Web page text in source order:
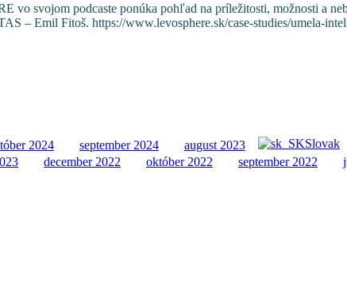
vo svojom podcaste ponúka pohľad na príležitosti, možnosti a
– Emil Fitoš. https://www.levosphere.sk/case-studies/umela-
2024 september 2024
august 2023
december 2022 október 2022 september 2022
Slovak